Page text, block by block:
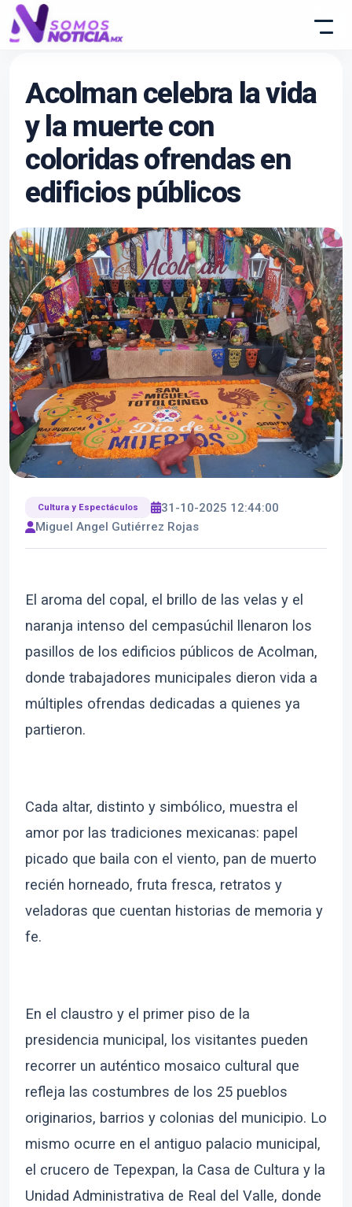
Acolman celebra la vida
y la muerte con
coloridas ofrendas en
edificios públicos
Cultura y Espectáculos
31-10-2025 12:44:00
Miguel Angel Gutiérrez Rojas
El aroma del copal, el brillo de las velas y el
naranja intenso del cempasúchil llenaron los
pasillos de los edificios públicos de Acolman,
donde trabajadores municipales dieron vida a
múltiples ofrendas dedicadas a quienes ya
partieron.
Cada altar, distinto y simbólico, muestra el
amor por las tradiciones mexicanas: papel
picado que baila con el viento, pan de muerto
recién horneado, fruta fresca, retratos y
veladoras que cuentan historias de memoria y
fe.
En el claustro y el primer piso de la
presidencia municipal, los visitantes pueden
recorrer un auténtico mosaico cultural que
refleja las costumbres de los 25 pueblos
originarios, barrios y colonias del municipio. Lo
mismo ocurre en el antiguo palacio municipal,
el crucero de Tepexpan, la Casa de Cultura y la
Unidad Administrativa de Real del Valle, donde